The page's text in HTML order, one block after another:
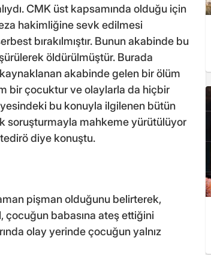
CMK üst kapsamında olduğu için
hakimliğine sevk edilmesi
bırakılmıştır. Bunun akabinde bu
öldürülmüştür. Burada
akabinde gelen bir ölüm
bir çocuktur ve olaylarla da hiçbir
bu konuyla ilgilenen bütün
soruşturmayla mahkeme yürütülüyor
diye konuştu.
pişman olduğunu belirterek,
çocuğun babasına ateş ettiğini
olay yerinde çocuğun yalnız